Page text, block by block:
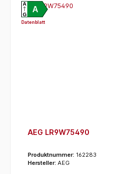
A
A
G
Datenblatt
AEG LR9W75490
Produktnummer: 162283
Hersteller: AEG